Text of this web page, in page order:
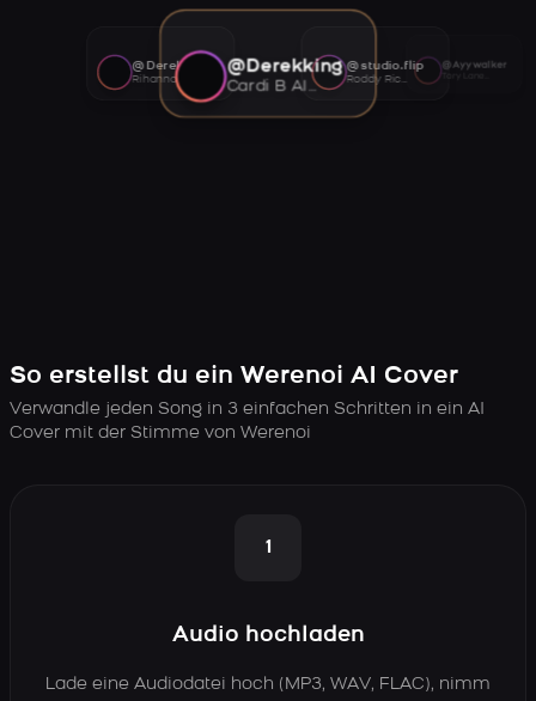
@Derekking
Cardi B AI voice
@studio.flip
Roddy Ricch AI voice
@Ayywalker
@Derekking
Rihanna AI voice
So erstellst du ein Werenoi AI Cover
Verwandle jeden Song in 3 einfachen Schritten in ein AI
Cover mit der Stimme von Werenoi
1
Audio hochladen
Lade eine Audiodatei hoch (MP3, WAV, FLAC), nimm